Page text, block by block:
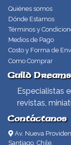
Quiénes somos
Dónde Estamos
Términos y
Medios de Pago
Costo y Forma de
Como Comprar
Guild Dreams
Especialistas
revistas,
Contáctanos
Av. Nueva
Santiago, Chile.